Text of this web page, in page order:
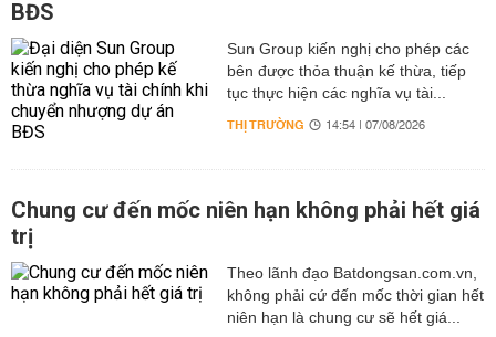
BĐS
Sun Group kiến nghị cho phép các
bên được thỏa thuận kế thừa, tiếp
tục thực hiện các nghĩa vụ tài...
THỊ TRƯỜNG 14:54 | 07/08/2026
Chung cư đến mốc niên hạn không phải hết giá
trị
Theo lãnh đạo Batdongsan.com.vn,
không phải cứ đến mốc thời gian hết
niên hạn là chung cư sẽ hết giá...